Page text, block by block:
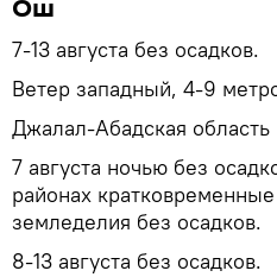
Ош
7-13 августа без осадков.
Ветер западный, 4-9
Джалал-Абадская область
7 августа ночью без
районах
земледелия без осадков.
8-13 августа без осадков.